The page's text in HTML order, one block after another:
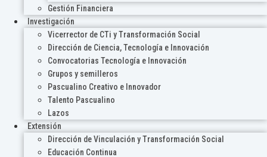
Gestión Financiera
Investigación
Vicerrector de CTi y Transformación Social
Dirección de Ciencia, Tecnología e Innovación
Convocatorias Tecnología e Innovación
Grupos y semilleros
Pascualino Creativo e Innovador
Talento Pascualino
Lazos
Extensión
Dirección de Vinculación y Transformación Social
Educación Continua